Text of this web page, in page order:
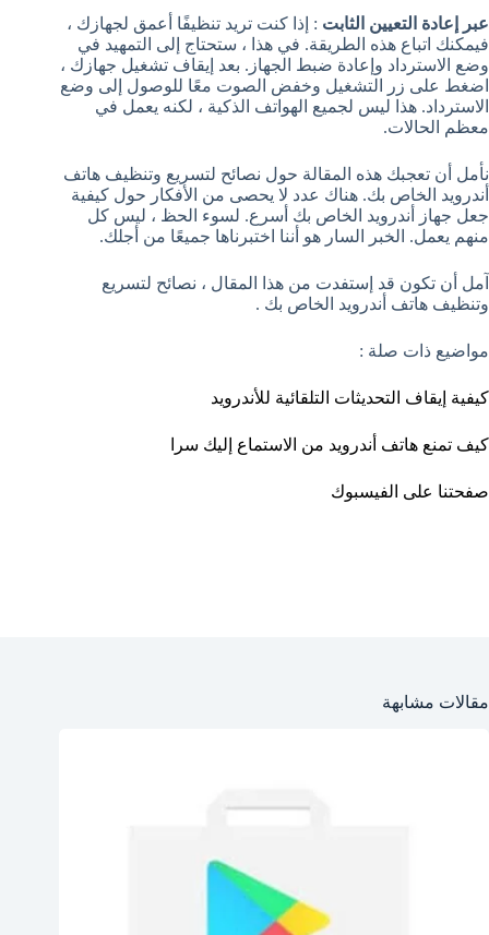
عبر إعادة التعيين الثابت : إذا كنت تريد تنظيفًا أعمق لجهازك ،
فيمكنك اتباع هذه الطريقة. في هذا ، ستحتاج إلى التمهيد في
وضع الاسترداد وإعادة ضبط الجهاز. بعد إيقاف تشغيل جهازك ،
اضغط على زر التشغيل وخفض الصوت معًا للوصول إلى وضع
الاسترداد. هذا ليس لجميع الهواتف الذكية ، لكنه يعمل في
معظم الحالات.
نأمل أن تعجبك هذه المقالة حول نصائح لتسريع وتنظيف هاتف
أندرويد الخاص بك. هناك عدد لا يحصى من الأفكار حول كيفية
جعل جهاز أندرويد الخاص بك أسرع. لسوء الحظ ، ليس كل
منهم يعمل. الخبر السار هو أننا اختبرناها جميعًا من أجلك.
آمل أن تكون قد إستفدت من هذا المقال ، نصائح لتسريع
وتنظيف هاتف أندرويد الخاص بك .
مواضيع ذات صلة :
كيفية إيقاف التحديثات التلقائية للأندرويد
كيف تمنع هاتف أندرويد من الاستماع إليك سرا
صفحتنا على الفيسبوك
مقالات مشابهة